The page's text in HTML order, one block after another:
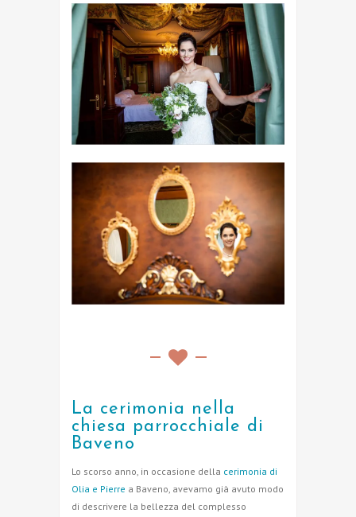
La cerimonia nella
chiesa parrocchiale di
Baveno
Lo scorso anno, in occasione della cerimonia di
Olia e Pierre a Baveno, avevamo già avuto modo
di descrivere la bellezza del complesso